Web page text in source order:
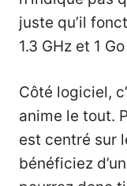
juste qu’il
1.3 GHz et 1
Côté logiciel,
anime le tout.
est centré sur
bénéficiez